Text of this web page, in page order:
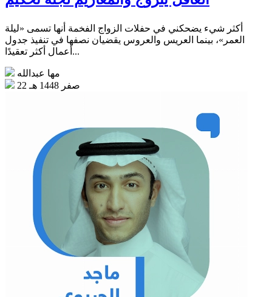
أكثر شيء يضحكني في حفلات الزواج الفخمة أنها تسمى «ليلة
العمر»، بينما العريس والعروس يقضيان نصفها في تنفيذ جدول
أعمال أكثر تعقيدًا...
مها عبدالله
22 صفر 1448 هـ